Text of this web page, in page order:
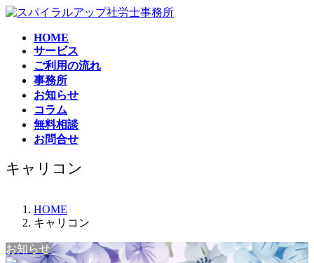
コ
ナ
HOME
サービス
ご利用の流れ
事務所
お知らせ
コラム
無料相談
お問合せ
キャリコン
HOME
キャリコン
お知らせ